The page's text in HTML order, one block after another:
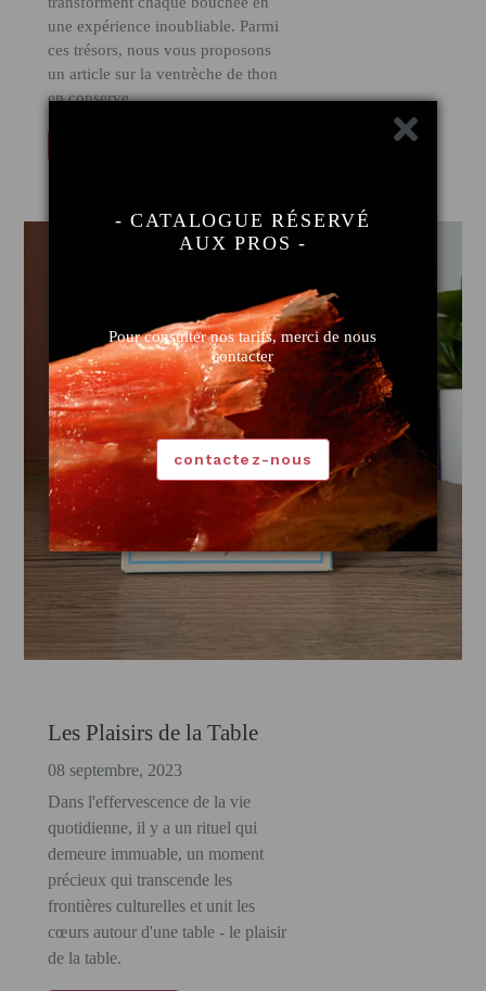
une expérience inoubliable. Parmi
ces trésors, nous vous proposons
un article sur la ventrèche de thon
en conserve.
Les Plaisirs de la Table
08 septembre, 2023
Dans l'effervescence de la vie
quotidienne, il y a un rituel qui
demeure immuable, un moment
précieux qui transcende les
frontières culturelles et unit les
cœurs autour d'une table - le plaisir
de la table.
- CATALOGUE RÉSERVÉ
AUX PROS -
Pour consulter nos tarifs, merci de nous
contacter
contactez-nous